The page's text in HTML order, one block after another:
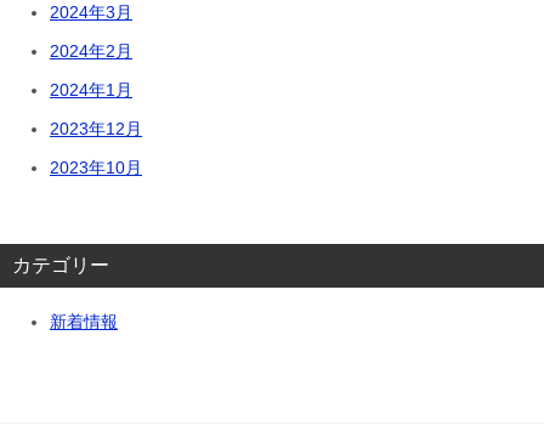
2024年3月
2024年2月
2024年1月
2023年12月
2023年10月
カテゴリー
新着情報